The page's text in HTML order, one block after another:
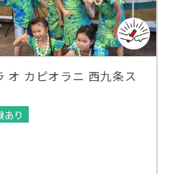
オ カピオラニ 西九条ス
あり